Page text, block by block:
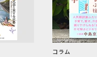
コラム